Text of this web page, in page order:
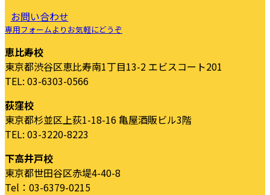
お問い合わせ
専用フォームよりお気軽にどうぞ
恵比寿校
東京都渋谷区恵比寿南1丁目13-2 エビスコート201
TEL: 03-6303-0566
荻窪校
東京都杉並区上荻1-18-16 亀屋酒販ビル3階
TEL: 03-3220-8223
下高井戸校
東京都世田谷区赤堤4-40-8
Tel：03-6379-0215